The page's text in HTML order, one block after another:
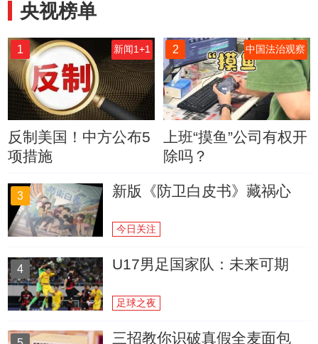
央视榜单
1 新闻1+1
反制美国！中方公布5
项措施
2 中国法治观察
上班“摸鱼”公司有权开
除吗？
3 新版《防卫白皮书》藏祸心
今日关注
4 U17男足国家队：未来可期
足球之夜
三招教你识破真假全麦面包